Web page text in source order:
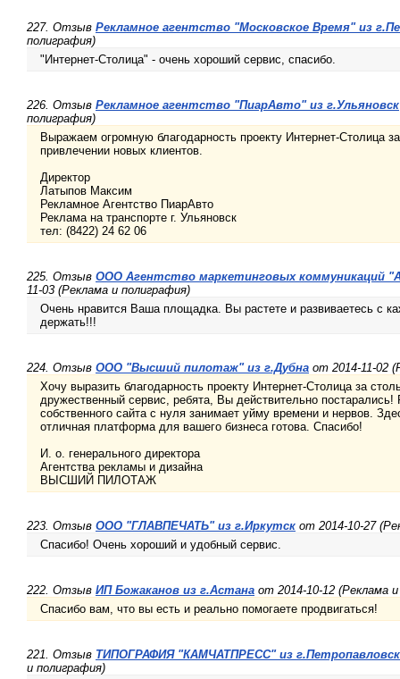
227. Отзыв Рекламное агентство "Московское Время" из
полиграфия)
"Интернет-Столица" - очень хороший сервис, спасибо.
226. Отзыв Рекламное агентство "ПиарАвто" из г.Ульяновск
полиграфия)
Выражаем огромную благодарность проекту Интернет-Столица
привлечении новых клиентов.
Директор
Латыпов Максим
Рекламное Агентство ПиарАвто
Реклама на транспорте г. Ульяновск
тел: (8422) 24 62 06
225. Отзыв ООО Агентство маркетинговых коммуникаций
11-03 (Реклама и полиграфия)
Очень нравится Ваша площадка. Вы растете и развиваетесь с
держать!!!
224. Отзыв ООО "Высший пилотаж" из г.Дубна от 2014-11-02
Хочу выразить благодарность проекту Интернет-Столица за
дружественный сервис, ребята, Вы действительно постарались!
собственного сайта с нуля занимает уйму времени и нервов.
отличная платформа для вашего бизнеса готова. Спасибо!
И. о. генерального директора
Агентства рекламы и дизайна
ВЫСШИЙ ПИЛОТАЖ
223. Отзыв ООО "ГЛАВПЕЧАТЬ" из г.Иркутск от 2014-10-27
Спасибо! Очень хороший и удобный сервис.
222. Отзыв ИП Божаканов из г.Астана от 2014-10-12 (Реклама
Спасибо вам, что вы есть и реально помогаете продвигаться!
221. Отзыв ТИПОГРАФИЯ "КАМЧАТПРЕСС" из
и полиграфия)